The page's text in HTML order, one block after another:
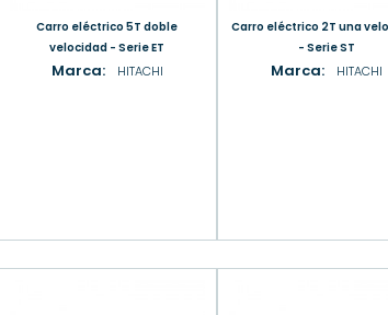
Carro eléctrico 5T doble
velocidad - Serie ET
Marca: HITACHI
Carro eléctrico 2T una velocidad
- Serie ST
Marca: HITACHI